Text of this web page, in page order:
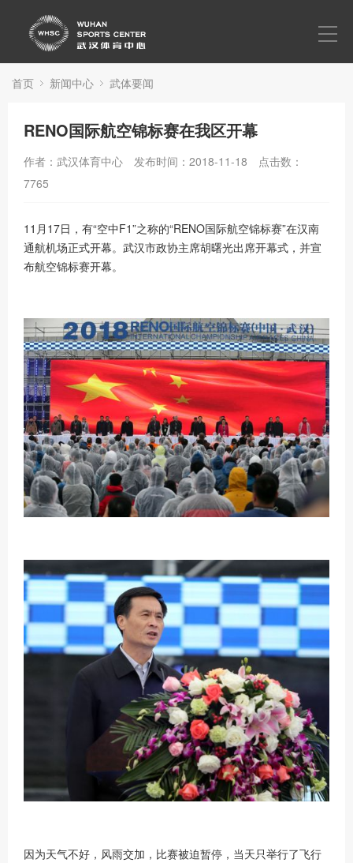
走进武体
党群建设
营销活动
文化活动
首页 新闻中心 武体要闻
RENO国际航空锦标赛在我区开幕
作者：武汉体育中心 发布时间：2018-11-18
点击数：
7765
11月17日，有“空中F1”之称的“RENO国际航空锦标赛”在汉南
通航机场正式开幕。武汉市政协主席胡曙光出席开幕式，并宣
布航空锦标赛开幕。
因为天气不好，风雨交加，比赛被迫暂停，当天只举行了飞行